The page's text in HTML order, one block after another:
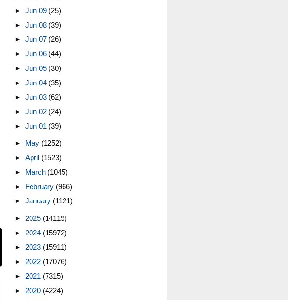
► Jun 09 (25)
► Jun 08 (39)
► Jun 07 (26)
► Jun 06 (44)
► Jun 05 (30)
► Jun 04 (35)
► Jun 03 (62)
► Jun 02 (24)
► Jun 01 (39)
► May (1252)
► April (1523)
► March (1045)
► February (966)
► January (1121)
► 2025 (14119)
► 2024 (15972)
► 2023 (15911)
► 2022 (17076)
► 2021 (7315)
► 2020 (4224)